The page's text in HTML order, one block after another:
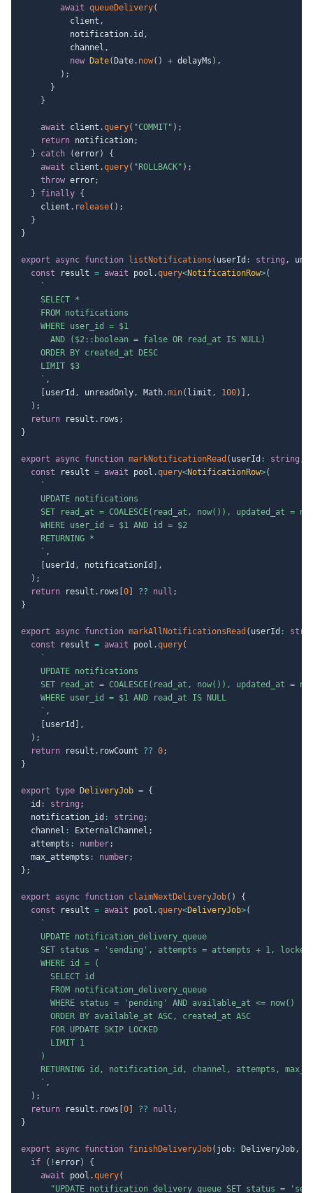
await queueDelivery(
          client
,
          notification
. id ,
          channel
,
new
Date( Date. now( ) + delayMs ) ,
) ;
}
}
await client .query( "COMMIT" ) ;
return notification;
}
catch (error)
{
await client .query( "ROLLBACK" ) ;
throw error;
}
finally {
    client
. release( ) ;
}
}
export async function listNotifications ( userId : string ,
const result = await pool .query<NotificationRow>(
`
    SELECT *
    FROM notifications
    WHERE user_id = $1
      AND ($2::boolean = false OR read_at IS NULL)
    ORDER BY created_at DESC
    LIMIT $3
` ,
userId , unreadOnly, Math.min( limit , 100)
,
) ;
return result . rows ;
}
export async function markNotificationRead ( userId : string ,
const result = await pool .query<NotificationRow>(
`
    UPDATE notifications
SET read_at = COALESCE(read_at, now()), updated_at =
    WHERE user_id = $1 AND id = $2
    RETURNING *
` ,
userId , notificationId
,
) ;
return result . rows 0 ?? null ;
}
export async function markAllNotificationsRead ( userId :
const result = await pool .query(
`
    UPDATE notifications
SET read_at = COALESCE(read_at, now()), updated_at =
    WHERE user_id = $1 AND read_at IS NULL
` ,
userId
,
) ;
return result . rowCount ?? 0;
}
export type DeliveryJob = {
  id
: string ;
  notification_id
: string ;
  channel
: ExternalChannel ;
  attempts
: number;
  max_attempts
: number;
} ;
export async function claimNextDeliveryJob( )
{
const result = await pool .query<DeliveryJob>(
`
    UPDATE notification_delivery_queue
SET status = 'sending', attempts = attempts + 1,
    WHERE id = (
      SELECT id
      FROM notification_delivery_queue
      WHERE status = 'pending' AND available_at <= now()
      ORDER BY available_at ASC, created_at ASC
      FOR UPDATE SKIP LOCKED
      LIMIT 1
    )
RETURNING id, notification_id, channel, attempts,
` ,
) ;
return result . rows 0 ?? null ;
}
export async function finishDeliveryJob( job : DeliveryJob,
if
( !error)
{
await pool .query(
"UPDATE notification_delivery_queue SET status =